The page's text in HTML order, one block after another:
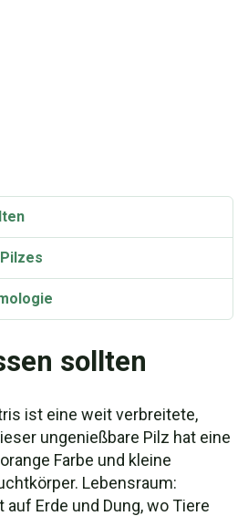
sollten
ist eine weit verbreitete,
ungenießbare Pilz hat eine
Farbe und kleine
Lebensraum:
Erde und Dung, wo Tiere